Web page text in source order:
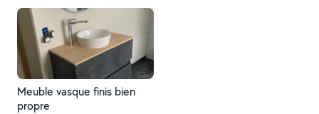
Meuble vasque finis bien
propre